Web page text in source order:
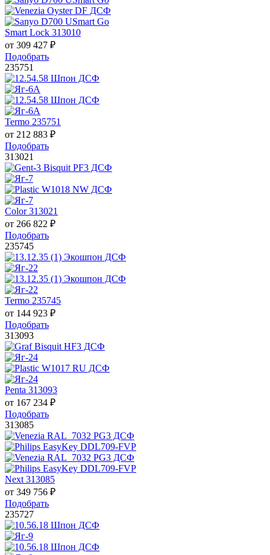
Smart Lock 313010
от 309 427 ₽
Подобрать
235751
Termo 235751
от 212 883 ₽
Подобрать
313021
Color 313021
от 266 822 ₽
Подобрать
235745
Termo 235745
от 144 923 ₽
Подобрать
313093
Penta 313093
от 167 234 ₽
Подобрать
313085
Next 313085
от 349 756 ₽
Подобрать
235727